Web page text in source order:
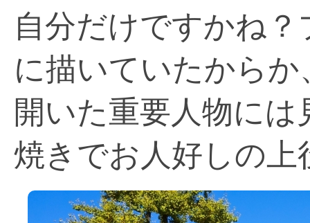
自分だけですかね
に描いていたから
開いた重要人物に
焼きでお人好しの